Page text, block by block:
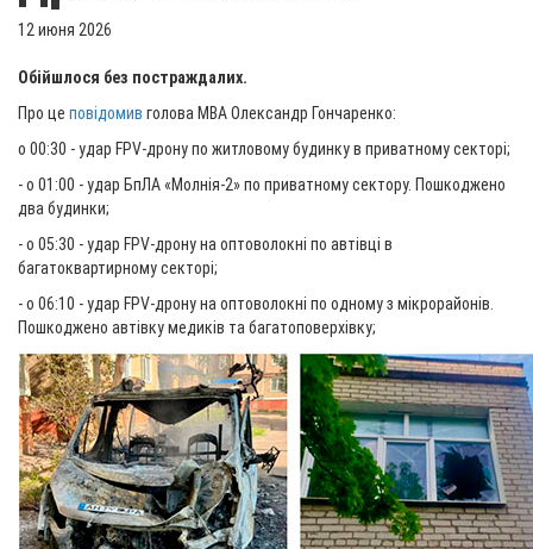
12 июня 2026
Обійшлося без постраждалих.
Про це повідомив голова МВА Олександр Гончаренко:
о 00:30 - удар FPV-дрону по житловому будинку в приватному секторі;
- о 01:00 - удар БпЛА «Молнія-2» по приватному сектору. Пошкоджено
два будинки;
- о 05:30 - удар FPV-дрону на оптоволокні по автівці в
багатоквартирному секторі;
- о 06:10 - удар FPV-дрону на оптоволокні по одному з мікрорайонів.
Пошкоджено автівку медиків та багатоповерхівку;